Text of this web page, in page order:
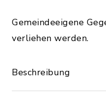
Gemeindeeigene
verliehen werden.
Beschreibung